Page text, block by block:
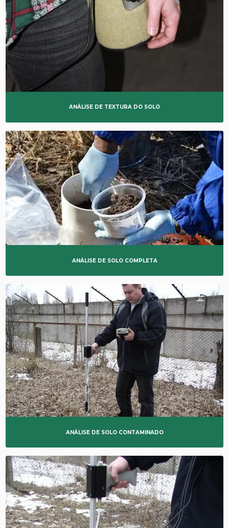
ANÁLISE DE TEXTURA DO SOLO
ANÁLISE DE SOLO COMPLETA
ANÁLISE DE SOLO CONTAMINADO